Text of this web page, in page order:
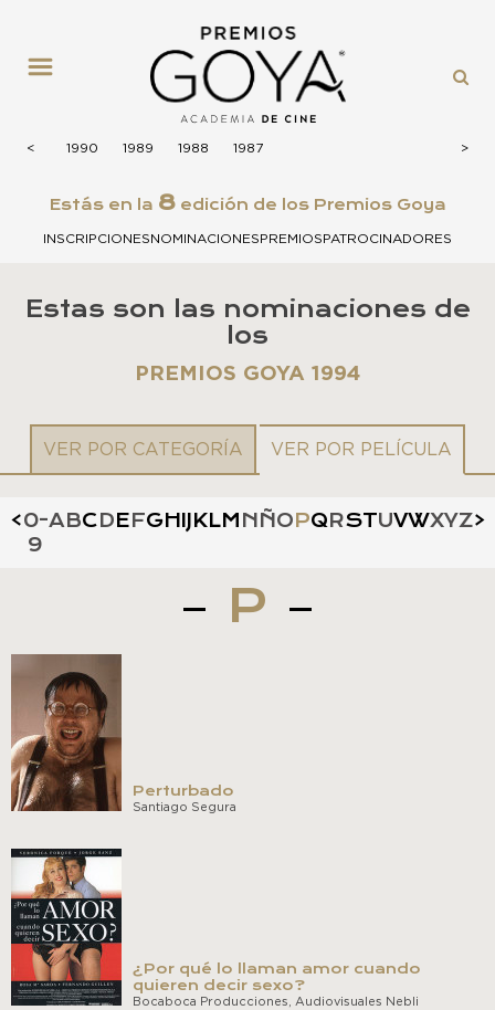
<
<
1991 1990 1989 1988 1987 >
>
Estás en la 8edición de los Premios Goya
INSCRIPCIONESNOMINACIONESPREMIOSPATROCINADORES
Estas son las nominaciones de
los
PREMIOS GOYA 1994
VER POR CATEGORÍA VER POR PELÍCULA
<0-
9
ABC D E FGH J KLM N Ñ O PQRSTUVWXYZ>
P
Perturbado
Santiago Segura
¿Por qué lo llaman amor cuando
quieren decir sexo?
Bocaboca Producciones, Audiovisuales Nebli